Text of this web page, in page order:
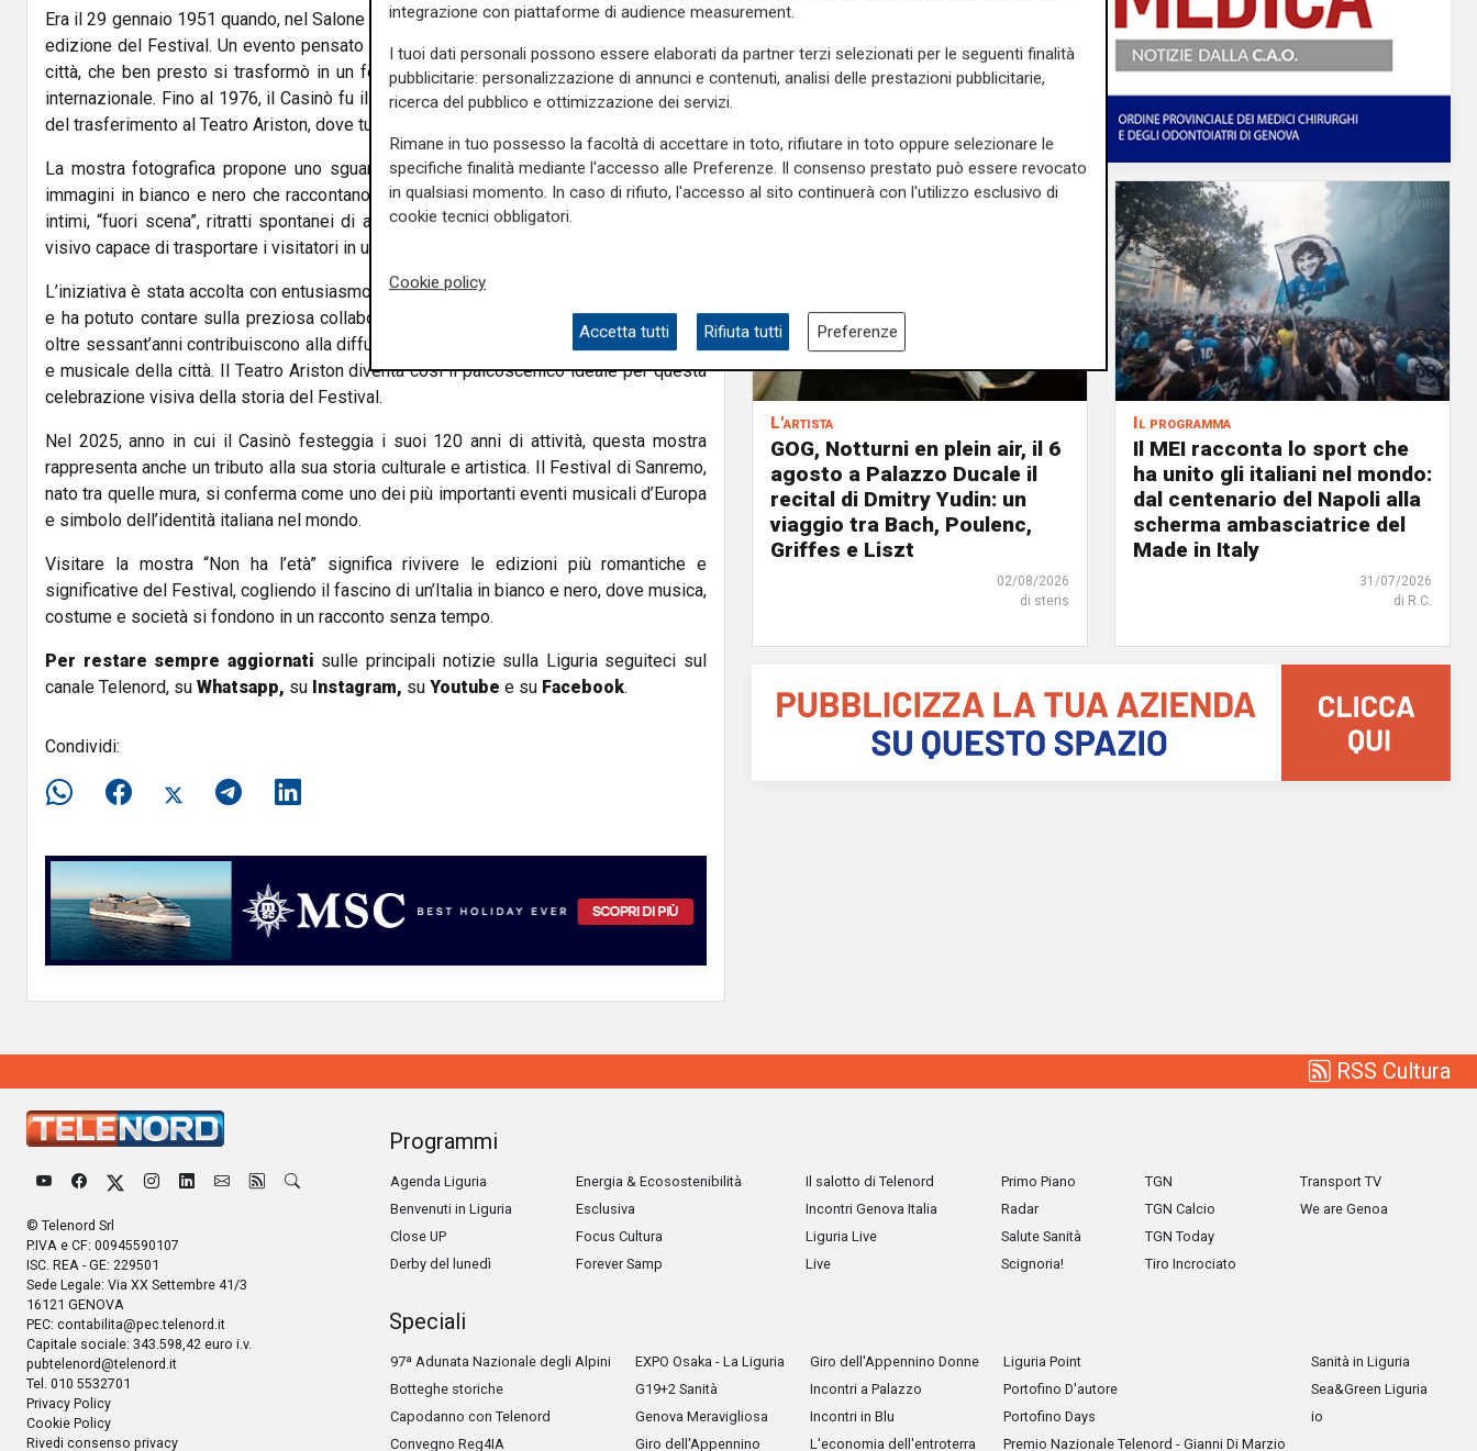
Era il 29 gennaio 1951 quando, nel Salone delle Feste del Casinò, si svolgeva la prima
edizione del Festival. Un evento pensato inizialmente per i clienti del casinò e per la
città, che ben presto si trasformò in un fenomeno di portata nazionale e, in seguito,
internazionale. Fino al 1976, il Casinò fu il cuore pulsante della manifestazione, prima
del trasferimento al Teatro Ariston, dove tuttora va in scena.
La mostra fotografica propone uno sguardo unico su quel periodo d’oro, attraverso
immagini in bianco e nero che raccontano l’essenza più autentica del Festival. Scatti
intimi, “fuori scena”, ritratti spontanei di artisti colti lontano dai riflettori: un racconto
visivo capace di trasportare i visitatori in una dimensione sospesa nel tempo.
L’iniziativa è stata accolta con entusiasmo dall’Amministrazione comunale di Sanremo
e ha potuto contare sulla preziosa collaborazione di Walter e Carla Vacchino, che da
oltre sessant’anni contribuiscono alla diffusione della cultura cinematografica, teatrale
e musicale della città. Il Teatro Ariston diventa così il palcoscenico ideale per questa
celebrazione visiva della storia del Festival.
Nel 2025, anno in cui il Casinò festeggia i suoi 120 anni di attività, questa mostra
rappresenta anche un tributo alla sua storia culturale e artistica. Il Festival di Sanremo,
nato tra quelle mura, si conferma come uno dei più importanti eventi musicali d’Europa
e simbolo dell’identità italiana nel mondo.
Visitare la mostra “Non ha l’età” significa rivivere le edizioni più romantiche e
significative del Festival, cogliendo il fascino di un’Italia in bianco e nero, dove musica,
costume e società si fondono in un racconto senza tempo.
Per restare sempre aggiornati sulle principali notizie sulla Liguria seguiteci sul
canale Telenord, su Whatsapp, su Instagram, su Youtube e su Facebook.
Condividi:
L'artista
GOG, Notturni en plein air, il 6
agosto a Palazzo Ducale il
recital di Dmitry Yudin: un
viaggio tra Bach, Poulenc,
Griffes e Liszt
02/08/2026
di steris
Il programma
Il MEI racconta lo sport che
ha unito gli italiani nel mondo:
dal centenario del Napoli alla
scherma ambasciatrice del
Made in Italy
31/07/2026
di R.C.
RSS Cultura
© Telenord Srl
P.IVA e CF: 00945590107
ISC. REA - GE: 229501
Sede Legale: Via XX Settembre 41/3
16121 GENOVA
PEC: contabilita@pec.telenord.it
Capitale sociale: 343.598,42 euro i.v.
pubtelenord@telenord.it
Tel. 010 5532701
Privacy Policy
Cookie Policy
Rivedi consenso privacy
Programmi
Agenda Liguria
Benvenuti in Liguria
Close UP
Derby del lunedì
Energia & Ecosostenibilità
Esclusiva
Focus Cultura
Forever Samp
Il salotto di Telenord
Incontri Genova Italia
Liguria Live
Live
Primo Piano
Radar
Salute Sanità
Scignoria!
TGN
TGN Calcio
TGN Today
Tiro Incrociato
Transport TV
We are Genoa
Speciali
97ª Adunata Nazionale degli Alpini
Botteghe storiche
Capodanno con Telenord
Convegno Reg4IA
EXPO Osaka - La Liguria
G19+2 Sanità
Genova Meravigliosa
Giro dell'Appennino
Giro dell'Appennino Donne
Incontri a Palazzo
Incontri in Blu
L'economia dell'entroterra
Liguria Point
Portofino D'autore
Portofino Days
Premio Nazionale Telenord - Gianni Di Marzio
Sanità in Liguria
Sea&Green Liguria
io
integrazione con piattaforme di audience measurement.
I tuoi dati personali possono essere elaborati da partner terzi selezionati per le seguenti finalità
pubblicitarie: personalizzazione di annunci e contenuti, analisi delle prestazioni pubblicitarie,
ricerca del pubblico e ottimizzazione dei servizi.
Rimane in tuo possesso la facoltà di accettare in toto, rifiutare in toto oppure selezionare le
specifiche finalità mediante l'accesso alle Preferenze. Il consenso prestato può essere revocato
in qualsiasi momento. In caso di rifiuto, l'accesso al sito continuerà con l'utilizzo esclusivo di
cookie tecnici obbligatori.
Cookie policy
Accetta tutti Rifiuta tutti Preferenze